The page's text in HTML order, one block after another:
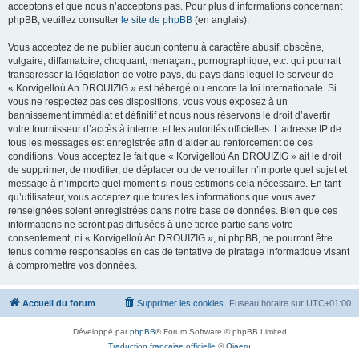
acceptons et que nous n’acceptons pas. Pour plus d’informations concernant
phpBB, veuillez consulter le site de phpBB (en anglais).
Vous acceptez de ne publier aucun contenu à caractère abusif, obscène,
vulgaire, diffamatoire, choquant, menaçant, pornographique, etc. qui pourrait
transgresser la législation de votre pays, du pays dans lequel le serveur de
« Korvigelloù An DROUIZIG » est hébergé ou encore la loi internationale. Si
vous ne respectez pas ces dispositions, vous vous exposez à un
bannissement immédiat et définitif et nous nous réservons le droit d’avertir
votre fournisseur d’accès à internet et les autorités officielles. L’adresse IP de
tous les messages est enregistrée afin d’aider au renforcement de ces
conditions. Vous acceptez le fait que « Korvigelloù An DROUIZIG » ait le droit
de supprimer, de modifier, de déplacer ou de verrouiller n’importe quel sujet et
message à n’importe quel moment si nous estimons cela nécessaire. En tant
qu’utilisateur, vous acceptez que toutes les informations que vous avez
renseignées soient enregistrées dans notre base de données. Bien que ces
informations ne seront pas diffusées à une tierce partie sans votre
consentement, ni « Korvigelloù An DROUIZIG », ni phpBB, ne pourront être
tenus comme responsables en cas de tentative de piratage informatique visant
à compromettre vos données.
Accueil du forum Fuseau horaire sur UTC+01:00
Supprimer les cookies
Développé parphpBB® Forum Software © phpBB Limited
Traduction française officielle ©Qiaeru